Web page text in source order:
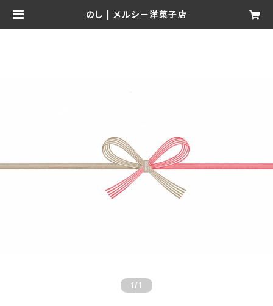
のし | メルシー洋菓子店
1 /1